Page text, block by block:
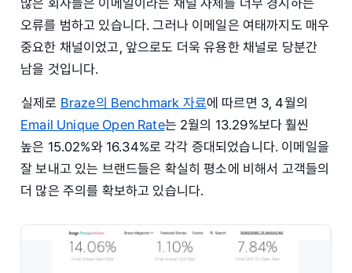
오류를 범하고 있습니다. 그러나 이메일은 여태까지도 매우
중요한 채널이었고, 앞으로도 더욱 유용한 채널로 당분간
남을 것입니다.
실제로 Braze의 Benchmark 자료에 따르면 3, 4월의
Email Unique Open Rate는 2월의 13.29%보다 훨씬
높은 15.02%와 16.34%로 각각 증대되었습니다. 이메일을
잘 보내고 있는 브랜드들은 확실히 평소에 비해서 고객들의
더 많은 주의를 확보하고 있습니다.